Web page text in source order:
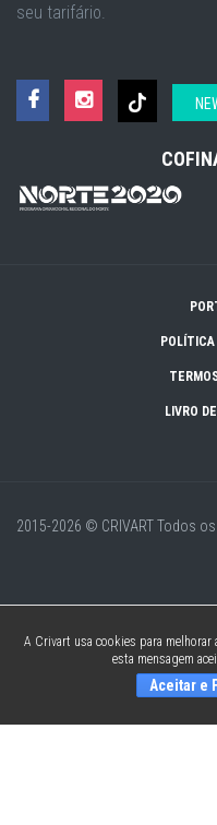
seu tarifário.
POLÍTICA
LIVRO
2015-2026 © CRIVARTTodos
A Crivart usa cookies para
esta mensagem
Aceitar e